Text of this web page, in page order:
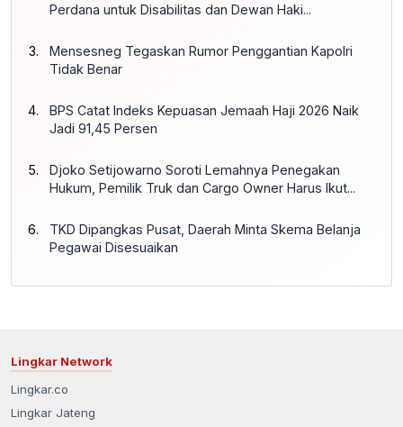
Perdana untuk Disabilitas dan Dewan Haki...
Mensesneg Tegaskan Rumor Penggantian Kapolri
Tidak Benar
BPS Catat Indeks Kepuasan Jemaah Haji 2026 Naik
Jadi 91,45 Persen
Djoko Setijowarno Soroti Lemahnya Penegakan
Hukum, Pemilik Truk dan Cargo Owner Harus Ikut...
TKD Dipangkas Pusat, Daerah Minta Skema Belanja
Pegawai Disesuaikan
Lingkar Network
Lingkar.co
Lingkar Jateng